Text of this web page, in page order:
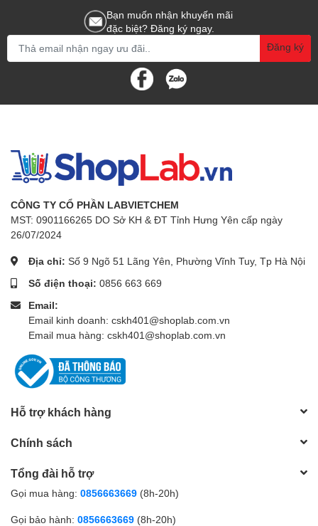
Bạn muốn nhận khuyến mãi
đặc biệt? Đăng ký ngay.
Đăng ký
CÔNG TY CỔ PHẦN LABVIETCHEM
MST: 0901166265 DO Sở KH & ĐT Tỉnh Hưng Yên cấp ngày
26/07/2024
Địa chỉ: Số 9 Ngõ 51 Lãng Yên, Phường Vĩnh Tuy, Tp Hà Nội
Số điện thoại: 0856 663 669
Email:
Email kinh doanh: cskh401@shoplab.com.vn
Email mua hàng: cskh401@shoplab.com.vn
Hỗ trợ khách hàng
Chính sách
Tổng đài hỗ trợ
Gọi mua hàng: 0856663669 (8h-20h)
Gọi bảo hành: 0856663669 (8h-20h)